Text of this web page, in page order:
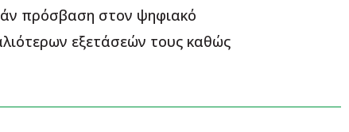
πρόσβαση στον ψηφιακό
εξετάσεών τους καθώς